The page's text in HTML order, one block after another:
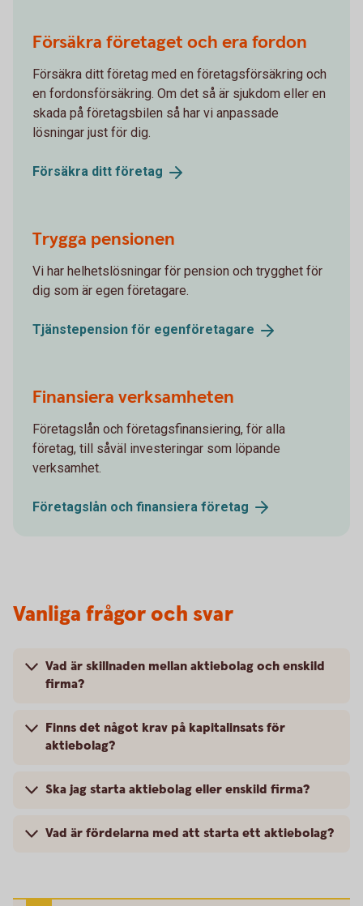
Försäkra företaget och era fordon
Försäkra ditt företag med en företagsförsäkring och
en fordonsförsäkring. Om det så är sjukdom eller en
skada på företagsbilen så har vi anpassade
lösningar just för dig.
Försäkra ditt företag
Trygga pensionen
Vi har helhetslösningar för pension och trygghet för
dig som är egen företagare.
Tjänstepension för egenföretagare
Finansiera verksamheten
Företagslån och företagsfinansiering, för alla
företag, till såväl investeringar som löpande
verksamhet.
Företagslån och finansiera företag
Vanliga frågor och svar
Vad är skillnaden mellan aktiebolag och enskild
firma?
Finns det något krav på kapitalinsats för
aktiebolag?
Ska jag starta aktiebolag eller enskild firma?
Vad är fördelarna med att starta ett aktiebolag?